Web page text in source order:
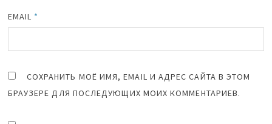
EMAIL *
СОХРАНИТЬ МОЁ ИМЯ, EMAIL И АДРЕС САЙТА В ЭТОМ
БРАУЗЕРЕ ДЛЯ ПОСЛЕДУЮЩИХ МОИХ КОММЕНТАРИЕВ.